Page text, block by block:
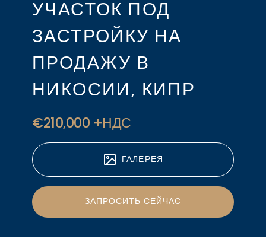
УЧАСТОК ПОД
ЗАСТРОЙКУ НА
ПРОДАЖУ В
НИКОСИИ, КИПР
€210,000 +НДС
ГАЛЕРЕЯ
ЗАПРОСИТЬ СЕЙЧАС